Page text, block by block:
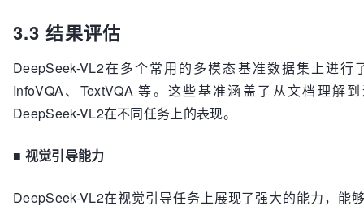
3.3 结果评估
DeepSeek-VL2在多个常用的多模态基准数据集上进行
InfoVQA、TextVQA 等。这些基准涵盖了从文档理解
DeepSeek-VL2在不同任务上的表现。
■ 视觉引导能力
DeepSeek-VL2在视觉引导任务上展现了强大的能力，能